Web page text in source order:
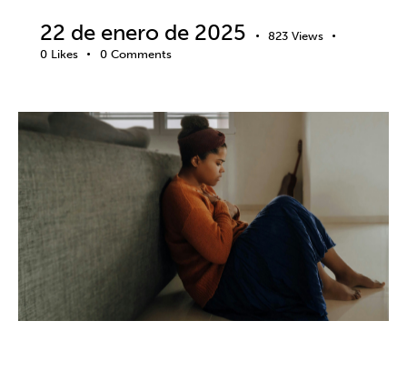
22 de enero de 2025 823 Views
0 Likes 0 Comments